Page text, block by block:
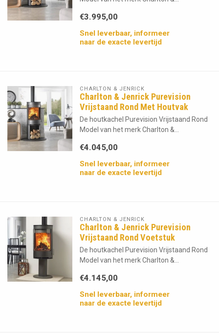
€3.995,00
Snel leverbaar, informeer
naar de exacte levertijd
CHARLTON & JENRICK
Charlton & Jenrick Purevision
Vrijstaand Rond Met Houtvak
De houtkachel Purevision Vrijstaand Rond
Model van het merk Charlton &...
€4.045,00
Snel leverbaar, informeer
naar de exacte levertijd
CHARLTON & JENRICK
Charlton & Jenrick Purevision
Vrijstaand Rond Voetstuk
De houtkachel Purevision Vrijstaand Rond
Model van het merk Charlton &...
€4.145,00
Snel leverbaar, informeer
naar de exacte levertijd